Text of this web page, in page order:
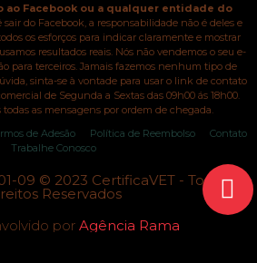
ao Facebook ou a qualquer entidade do
sair do Facebook, a responsabilidade não é deles e
os esforços para indicar claramente e mostrar
resultados reais. Nós não vendemos o seu e-
para terceiros. Jamais fazemos nenhum tipo de
sinta-se à vontade para usar o link de contato
de Segunda a Sextas das 09h00 ás 18h00.
as mensagens por ordem de chegada.
de Adesão Política de Reembolso
Contato
Trabalhe Conosco
09 © 2023 CertificaVET - Todos os
Reservados
por Agência Rama